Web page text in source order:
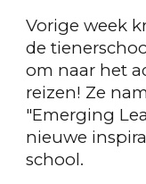
Vorige week
de
om naar het
reizen! Ze
"Emerging
nieuwe
school.